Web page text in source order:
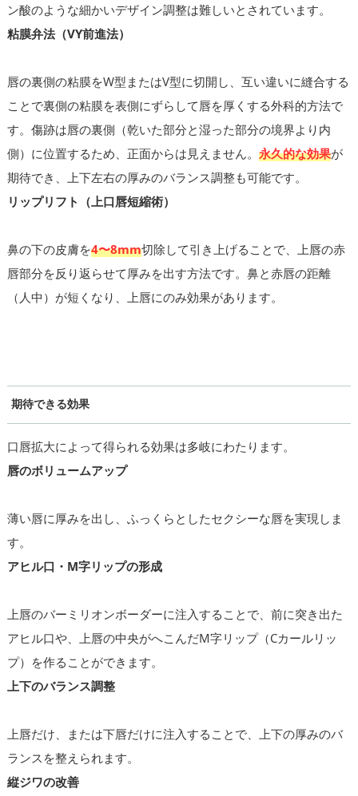
ン酸のような細かいデザイン調整は難しいとされています。
粘膜弁法（VY前進法）
唇の裏側の粘膜をW型またはV型に切開し、互い違いに縫合する
ことで裏側の粘膜を表側にずらして唇を厚くする外科的方法で
す。傷跡は唇の裏側（乾いた部分と湿った部分の境界より内
側）に位置するため、正面からは見えません。 永久的な効果が
期待でき、上下左右の厚みのバランス調整も可能です。
リップリフト（上口唇短縮術）
鼻の下の皮膚を4〜8mm切除して引き上げることで、上唇の赤
唇部分を反り返らせて厚みを出す方法です。鼻と赤唇の距離
（人中）が短くなり、上唇にのみ効果があります。
期待できる効果
口唇拡大によって得られる効果は多岐にわたります。
唇のボリュームアップ
薄い唇に厚みを出し、ふっくらとしたセクシーな唇を実現しま
す。
アヒル口・M字リップの形成
上唇のバーミリオンボーダーに注入することで、前に突き出た
アヒル口や、上唇の中央がへこんだM字リップ（Cカールリッ
プ）を作ることができます。
上下のバランス調整
上唇だけ、または下唇だけに注入することで、上下の厚みのバ
ランスを整えられます。
縦ジワの改善